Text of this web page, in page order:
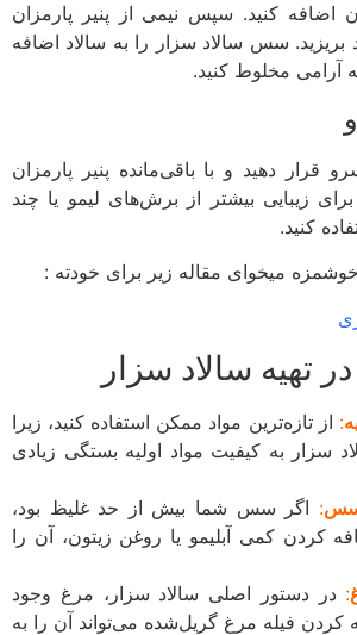
کنید. سپس نیمی از پنیر پارمزان
سس سالاد سزار را به سالاد اضافه
مخلوط کنید.
دهید و با باقی‌مانده پنیر پارمزان
زیبایی بیشتر از برش‌های لیمو یا چند
میخوای مقاله زیر برای خودته :
سالاد سزار
تازه‌ترین مواد ممکن استفاده کنید، زیرا
به کیفیت مواد اولیه بستگی زیادی
اگر سس شما بیش از حد غلیظ بود،
کردن کمی آبلیمو یا روغن زیتون، آن را
اصلی سالاد سزار، مرغ وجود
فیله مرغ گریل‌شده می‌تواند آن را به